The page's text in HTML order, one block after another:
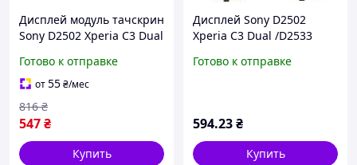
Дисплей модуль тачскрин
Sony D2502 Xperia C3 Dual
Готово к отправке
от55₴/мес
547₴
816 ₴
Купить
Дисплей Sony D2502
Xperia C3 Dual /D2533
Готово к отправке
594.23₴
Купить